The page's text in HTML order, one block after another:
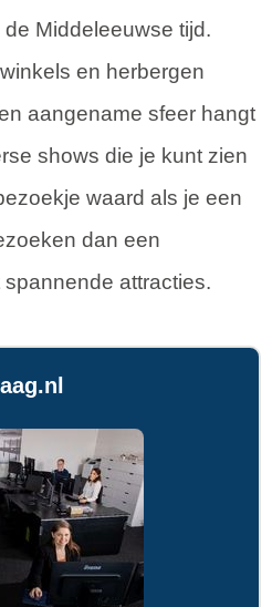
Middeleeuwse tijd.
en herbergen
aangename sfeer hangt
shows die je kunt zien
waard als je een
dan een
attracties.